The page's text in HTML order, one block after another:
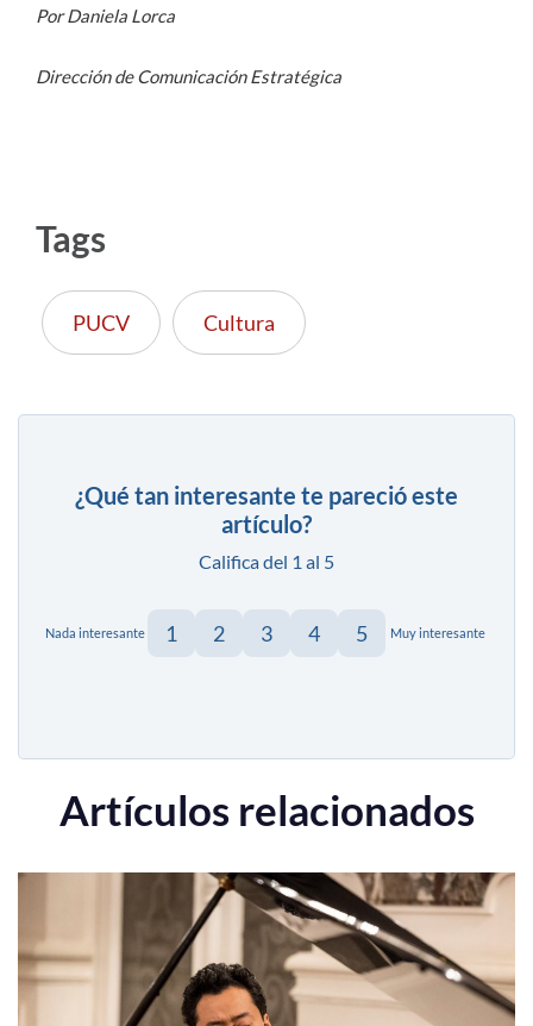
Por Daniela Lorca
Dirección de Comunicación Estratégica
Tags
PUCV Cultura
¿Qué tan interesante te pareció este
artículo?
Califica del 1 al 5
Nada interesante 1 2 3 4 5 Muy interesante
Artículos relacionados